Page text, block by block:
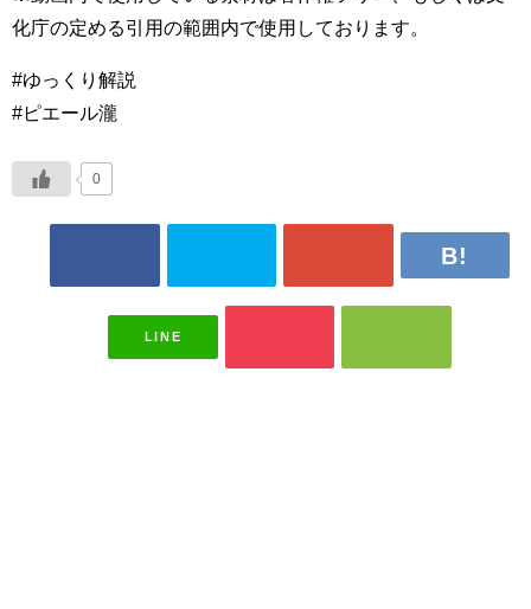
化庁の定める引用の範囲内で使用しております。
#ゆっくり解説
#ピエール瀧
0
LINE